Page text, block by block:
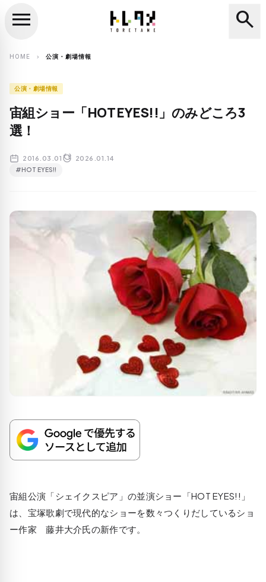
search
menu search
HOME chevron_right 公演・劇場情報
公演・劇場情報
宙組ショー「HOT EYES!!」のみどころ3
選！
2016.03.01 2026.01.14
#HOT EYES!!
宙組公演「シェイクスピア」の並演ショー「HOT EYES!!」
は、宝塚歌劇で現代的なショーを数々つくりだしているショ
ー作家 藤井大介氏の新作です。